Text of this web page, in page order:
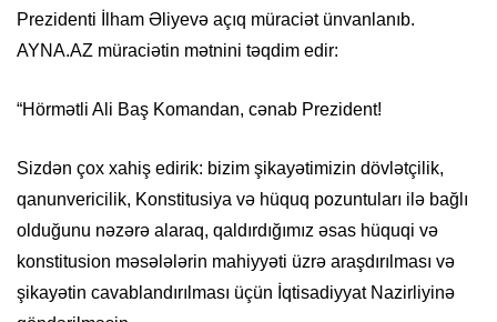
Prezidenti İlham Əliyevə açıq müraciət ünvanlanıb.
AYNA.AZ müraciətin mətnini təqdim edir:
“Hörmətli Ali Baş Komandan, cənab Prezident!
Sizdən çox xahiş edirik: bizim şikayətimizin dövlətçilik,
qanunvericilik, Konstitusiya və hüquq pozuntuları ilə bağlı
olduğunu nəzərə alaraq, qaldırdığımız əsas hüquqi və
konstitusion məsələlərin mahiyyəti üzrə araşdırılması və
şikayətin cavablandırılması üçün İqtisadiyyat Nazirliyinə